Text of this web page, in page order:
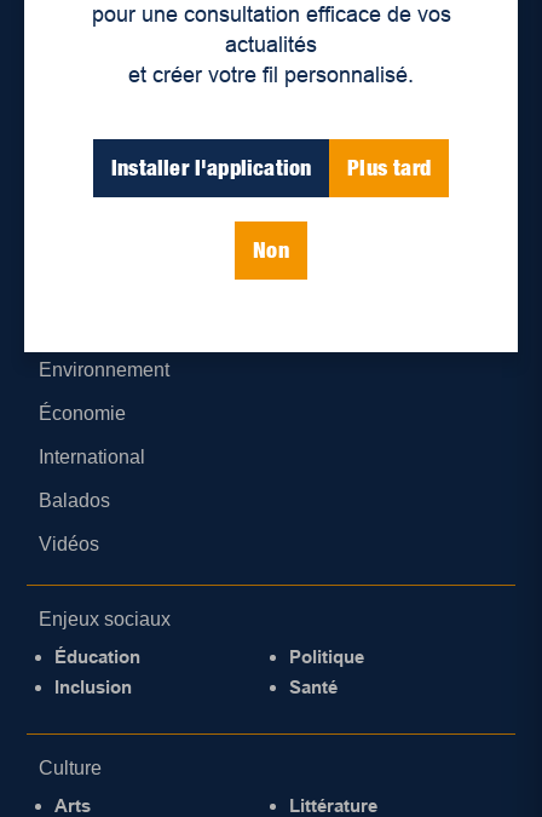
pour une consultation efficace de vos
actualités
et créer votre fil personnalisé.
Installer l'application Plus tard
Non
Parutions numériques
Environnement
Économie
International
Balados
Vidéos
Enjeux sociaux
Éducation
Inclusion
Politique
Santé
Culture
Arts
Littérature